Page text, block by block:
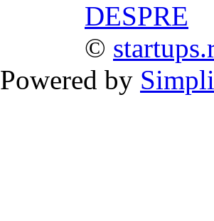
DESPRE
©
Powered by